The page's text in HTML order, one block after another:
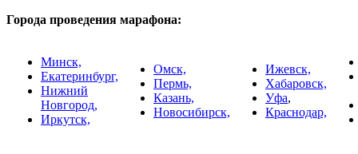
Города проведения марафона:
Минск,
Екатеринбург,
Нижний
Новгород,
Иркутск,
Омск,
Пермь,
Казань,
Новосибирск,
Ижевск,
Хабаровск,
Уфа,
Краснодар,